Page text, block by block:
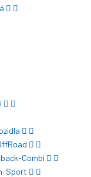
Combi
Sport